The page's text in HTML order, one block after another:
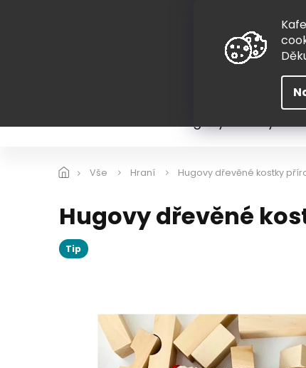
Vše Hraní Hugovy dřevěné kostky
Hugovy dřevěné
Tip